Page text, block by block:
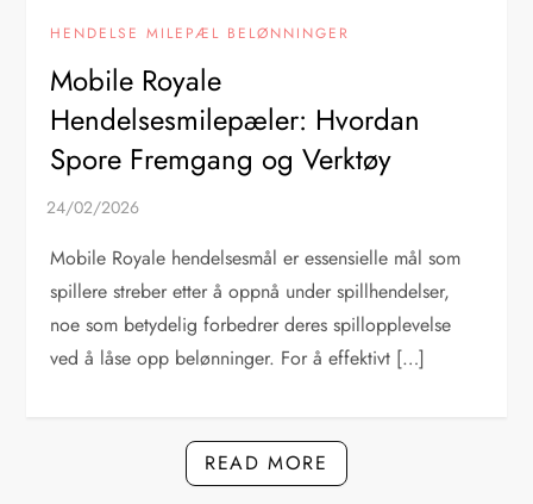
HENDELSE MILEPÆL BELØNNINGER
Mobile Royale
Hendelsesmilepæler: Hvordan
Spore Fremgang og Verktøy
Mobile Royale hendelsesmål er essensielle mål som
spillere streber etter å oppnå under spillhendelser,
noe som betydelig forbedrer deres spillopplevelse
ved å låse opp belønninger. For å effektivt […]
READ MORE